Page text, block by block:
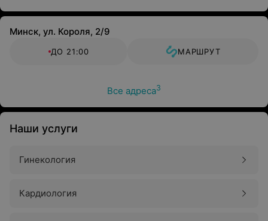
Минск, ул. Короля, 2/9
ДО 21:00 МАРШРУТ
Все адреса3
Наши услуги
Гинекология
Кардиология